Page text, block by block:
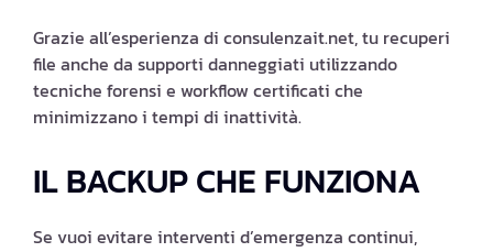
Grazie all’esperienza di consulenzait.net, tu recuperi
file anche da supporti danneggiati utilizzando
tecniche forensi e workflow certificati che
minimizzano i tempi di inattività.
IL BACKUP CHE FUNZIONA
Se vuoi evitare interventi d’emergenza continui,